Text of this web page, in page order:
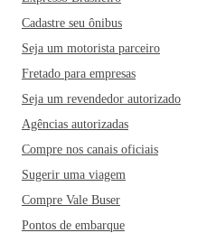
Cadastre seu ônibus
Seja um motorista parceiro
Fretado para empresas
Seja um revendedor autorizado
Agências autorizadas
Compre nos canais oficiais
Sugerir uma viagem
Compre Vale Buser
Pontos de embarque